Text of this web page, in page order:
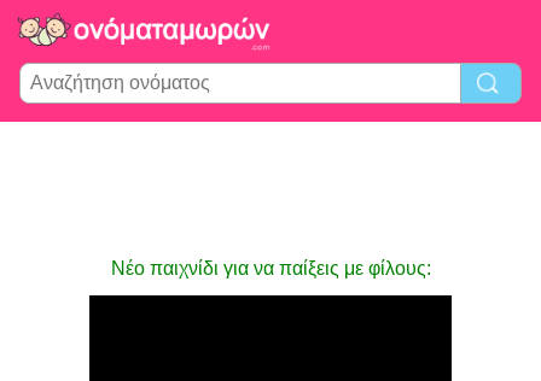
Νέο παιχνίδι για να παίξεις με φίλους: